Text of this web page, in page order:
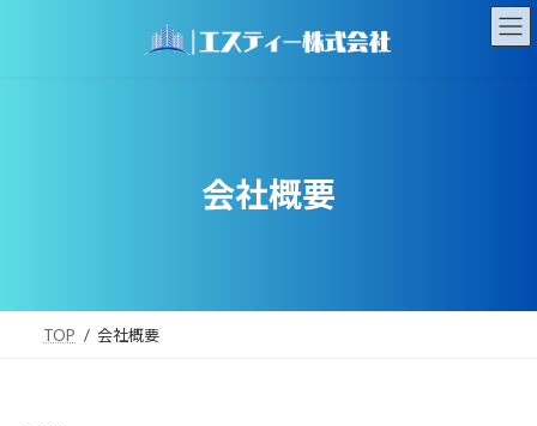
会社概要
TOP 会社概要